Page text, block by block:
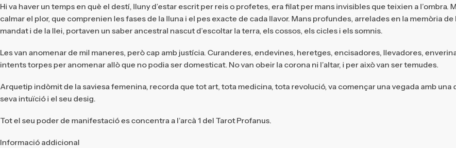
Hi va haver un temps en què el destí, lluny d’estar escrit per reis o profetes, era filat per mans invisibles que teixien a l’ombra.
calmar el plor, que comprenien les fases de la lluna i el pes exacte de cada llavor. Mans profundes, arrelades en la memòria
mandat i de la llei, portaven un saber ancestral nascut d’escoltar la terra, els cossos, els cicles i els somnis.
Les van anomenar de mil maneres, però cap amb justícia. Curanderes, endevines, heretges, encisadores, llevadores,
intents torpes per anomenar allò que no podia ser domesticat. No van obeir la corona ni l’altar, i per això van ser temudes.
Arquetip indòmit de la saviesa femenina, recorda que tot art, tota medicina, tota revolució, va començar una vegada amb una
seva intuïció i el seu desig.
Tot el seu poder de manifestació es concentra a l’arcà 1 del Tarot Profanus.
Informació addicional